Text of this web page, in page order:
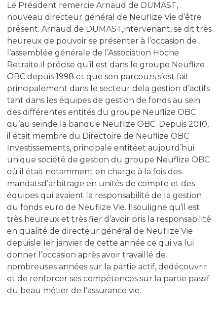
Le Président remercie Arnaud de DUMAST,
nouveau directeur général de Neuflize Vie d’être
présent. Arnaud de DUMAST,intervenant, se dit très
heureux de pouvoir se présenter à l’occasion de
l’assemblée générale de l’Association Hoche
Retraite.Il précise qu’il est dans le groupe Neuflize
OBC depuis 1998 et que son parcours s’est fait
principalement dans le secteur dela gestion d’actifs
tant dans les équipes de gestion de fonds au sein
des différentes entités du groupe Neuflize OBC
qu’au seinde la banque Neuflize OBC. Depuis 2010,
il était membre du Directoire de Neuflize OBC
Investissements, principale entitéet aujourd’hui
unique société de gestion du groupe Neuflize OBC
où il était notamment en charge à la fois des
mandatsd’arbitrage en unités de compte et des
équipes qui avaient la responsabilité de la gestion
du fonds euro de Neuflize Vie. Ilsouligne qu’il est
très heureux et très fier d’avoir pris la responsabilité
en qualité de directeur général de Neuflize Vie
depuisle 1er janvier de cette année ce qui va lui
donner l’occasion après avoir travaillé de
nombreuses années sur la partie actif, dedécouvrir
et de renforcer ses compétences sur la partie passif
du beau métier de l’assurance vie.